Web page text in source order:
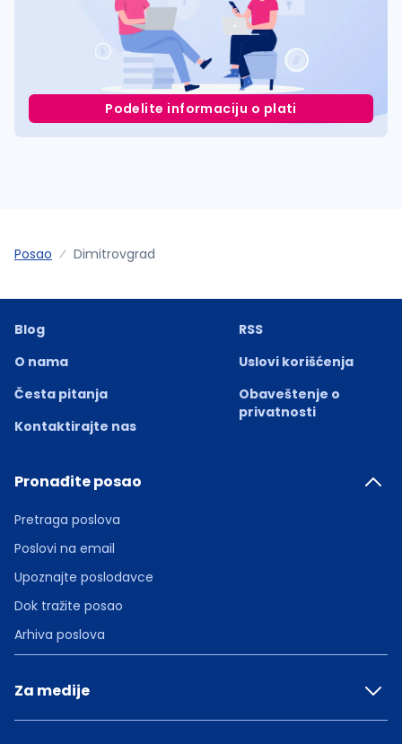
Podelite informaciju o plati
Posao Dimitrovgrad
Blog
O nama
Česta pitanja
Kontaktirajte nas
RSS
Uslovi korišćenja
Obaveštenje o
privatnosti
Pronađite posao
Pretraga poslova
Poslovi na email
Upoznajte poslodavce
Dok tražite posao
Arhiva poslova
Za medije